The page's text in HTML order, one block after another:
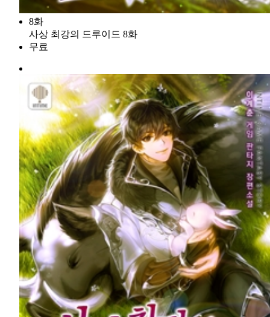
8화
사상 최강의 드루이드 8화
무료